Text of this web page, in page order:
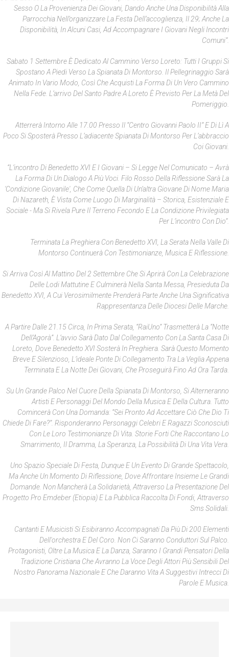
Sesso O La Provenienza Dei Giovani, Dando Anche Una Disponibilità Alla
Parrocchia Nell’organizzare La Festa Dell’accoglienza, Il 29; Anche La
Disponibilità, In Alcuni Casi, Ad Accompagnare I Giovani Negli Incontri
Comuni”.
Sabato 1 Settembre È Dedicato Al Cammino Verso Loreto: Tutti I Gruppi Si
Spostano A Piedi Verso La Spianata Di Montorso. Il Pellegrinaggio Sarà
Animato In Vario Modo, Così Che Acquisti La Forma Di Un Vero Cammino
Nella Fede. L’arrivo Del Santo Padre A Loreto È Previsto Per La Metà Del
Pomeriggio.
Atterrerà Intorno Alle 17.00 Presso Il “Centro Giovanni Paolo II” E Di Lì A
Poco Si Sposterà Presso L’adiacente Spianata Di Montorso Per L’abbraccio
Coi Giovani.
“L’incontro Di Benedetto XVI E I Giovani – Si Legge Nel Comunicato – Avrà
La Forma Di Un Dialogo A Più Voci. Filo Rosso Della Riflessione Sarà La
'condizione Giovanile', Che Come Quella Di Un’altra Giovane Di Nome Maria
Di Nazareth, È Vista Come Luogo Di Marginalità – Storica, Esistenziale E
Sociale - Ma Si Rivela Pure Il Terreno Fecondo E La Condizione Privilegiata
Per L’incontro Con Dio”.
Terminata La Preghiera Con Benedetto XVI, La Serata Nella Valle Di
Montorso Continuerà Con Testimonianze, Musica E Riflessione.
Si Arriva Così Al Mattino Del 2 Settembre Che Si Aprirà Con La Celebrazione
Delle Lodi Mattutine E Culminerà Nella Santa Messa, Presieduta Da
Benedetto XVI, A Cui Verosimilmente Prenderà Parte Anche Una Significativa
Rappresentanza Delle Diocesi Delle Marche.
A Partire Dalle 21.15 Circa, In Prima Serata, “RaiUno” Trasmetterà La “Notte
Dell’Agorà”. L’avvio Sarà Dato Dal Collegamento Con La Santa Casa Di
Loreto, Dove Benedetto XVI Sosterà In Preghiera. Sarà Questo Momento
Breve E Silenzioso, L’ideale Ponte Di Collegamento Tra La Veglia Appena
Terminata E La Notte Dei Giovani, Che Proseguirà Fino Ad Ora Tarda.
Su Un Grande Palco Nel Cuore Della Spianata Di Montorso, Si Alterneranno
Artisti E Personaggi Del Mondo Della Musica E Della Cultura. Tutto
Comincerà Con Una Domanda: “Sei Pronto Ad Accettare Ciò Che Dio Ti
Chiede Di Fare?”. Risponderanno Personaggi Celebri E Ragazzi Sconosciuti
Con Le Loro Testimonianze Di Vita. Storie Forti Che Raccontano Lo
Smarrimento, Il Dramma, La Speranza, La Possibilità Di Una Vita Vera.
Uno Spazio Speciale Di Festa, Dunque E Un Evento Di Grande Spettacolo,
Ma Anche Un Momento Di Riflessione, Dove Affrontare Insieme Le Grandi
Domande. Non Mancherà La Solidarietà, Attraverso La Presentazione Del
Progetto Pro Emdeber (Etiopia) E La Pubblica Raccolta Di Fondi, Attraverso
Sms Solidali.
Cantanti E Musicisti Si Esibiranno Accompagnati Da Più Di 200 Elementi
Dell'orchestra E Del Coro. Non Ci Saranno Conduttori Sul Palco.
Protagonisti, Oltre La Musica E La Danza, Saranno I Grandi Pensatori Della
Tradizione Cristiana Che Avranno La Voce Degli Attori Più Sensibili Del
Nostro Panorama Nazionale E Che Daranno Vita A Suggestivi Intrecci Di
Parole E Musica.